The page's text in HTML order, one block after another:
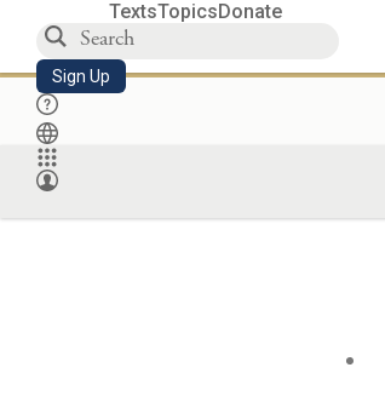
TextsTopicsDonate
Sign Up